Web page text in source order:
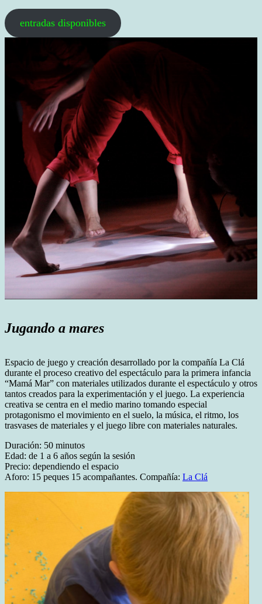
entradas disponibles
Jugando a mares
Espacio de juego y creación desarrollado por la compañía La Clá
durante el proceso creativo del espectáculo para la primera infancia
“Mamá Mar” con materiales utilizados durante el espectáculo y otros
tantos creados para la experimentación y el juego. La experiencia
creativa se centra en el medio marino tomando especial
protagonismo el movimiento en el suelo, la música, el ritmo, los
trasvases de materiales y el juego libre con materiales naturales.
Duración: 50 minutos
Edad: de 1 a 6 años según la sesión
Precio: dependiendo el espacio
Aforo: 15 peques 15 acompañantes. Compañía: La Clá